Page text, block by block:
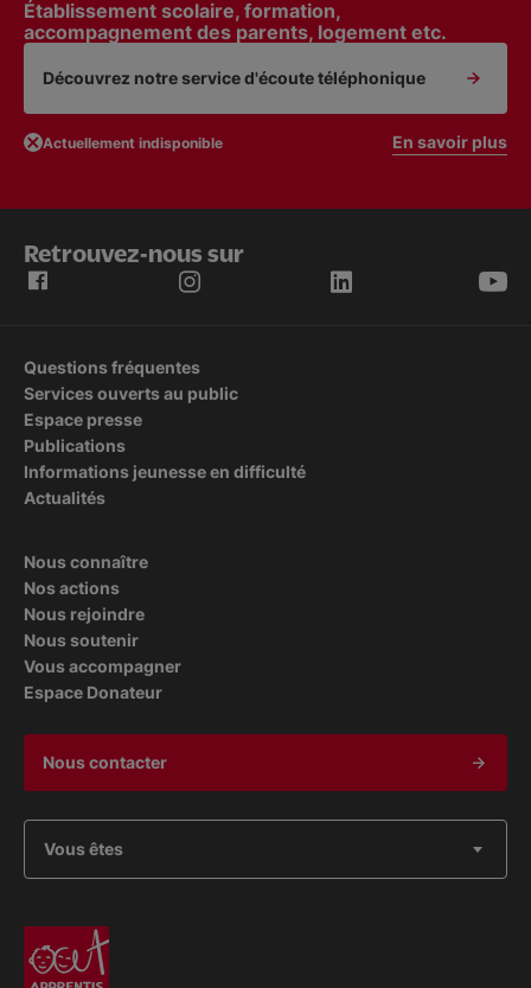
Établissement scolaire, formation,
accompagnement des parents, logement etc.
Découvrez notre service d'écoute téléphonique
Actuellement indisponible En savoir plus
Retrouvez-nous sur
Questions fréquentes
Services ouverts au public
Espace presse
Publications
Informations jeunesse en difficulté
Actualités
Nous connaître
Nos actions
Nous rejoindre
Nous soutenir
Vous accompagner
Espace Donateur
Nous contacter
Vous êtes